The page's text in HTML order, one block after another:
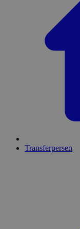
Transferpersen